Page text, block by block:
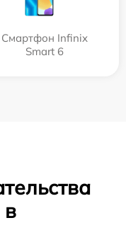
Смартфон Infinix
Smart 6
в